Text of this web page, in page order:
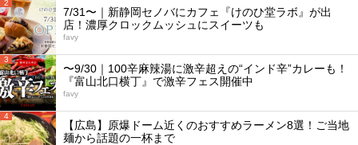
2
7/31〜｜新静岡セノバにカフェ『けのひ堂ラボ』が出
店！濃厚クロックムッシュにスイーツも
favy
3
〜9/30｜100辛麻辣湯に激辛超えの“インド辛”カレーも！
『富山北口横丁』で激辛フェス開催中
favy
4
【広島】原爆ドーム近くのおすすめラーメン8選！ご当地
麺から話題の一杯まで